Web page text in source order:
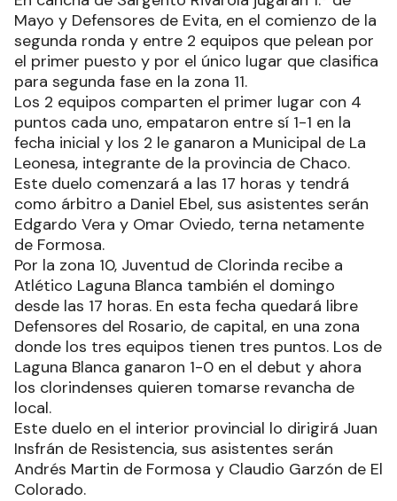
Mayo y Defensores de Evita, en el comienzo de la
segunda ronda y entre 2 equipos que pelean por
el primer puesto y por el único lugar que clasifica
para segunda fase en la zona 11.
Los 2 equipos comparten el primer lugar con 4
puntos cada uno, empataron entre sí 1-1 en la
fecha inicial y los 2 le ganaron a Municipal de La
Leonesa, integrante de la provincia de Chaco.
Este duelo comenzará a las 17 horas y tendrá
como árbitro a Daniel Ebel, sus asistentes serán
Edgardo Vera y Omar Oviedo, terna netamente
de Formosa.
Por la zona 10, Juventud de Clorinda recibe a
Atlético Laguna Blanca también el domingo
desde las 17 horas. En esta fecha quedará libre
Defensores del Rosario, de capital, en una zona
donde los tres equipos tienen tres puntos. Los de
Laguna Blanca ganaron 1-0 en el debut y ahora
los clorindenses quieren tomarse revancha de
local.
Este duelo en el interior provincial lo dirigirá Juan
Insfrán de Resistencia, sus asistentes serán
Andrés Martin de Formosa y Claudio Garzón de El
Colorado.